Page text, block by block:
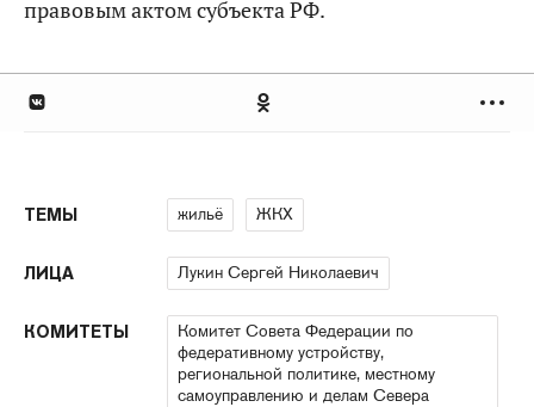
правовым актом субъекта РФ.
ТЕМЫ жильё ЖКХ
ЛИЦА Лукин Сергей Николаевич
КОМИТЕТЫ
Комитет Совета Федерации по
федеративному устройству,
региональной политике, местному
самоуправлению и делам Севера